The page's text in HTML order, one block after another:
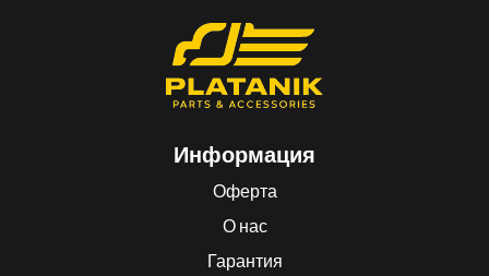
Информация
Оферта
О нас
Гарантия